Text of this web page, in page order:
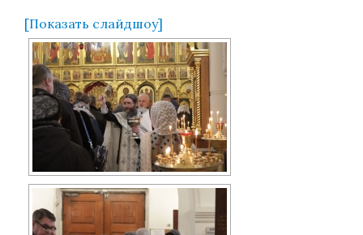
[Показать слайдшоу]